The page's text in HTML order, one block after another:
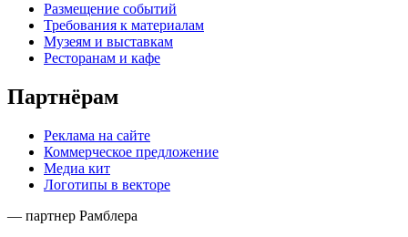
Размещение событий
Требования к материалам
Музеям и выставкам
Ресторанам и кафе
Партнёрам
Реклама на сайте
Коммерческое предложение
Медиа кит
Логотипы в векторе
— партнер Рамблера